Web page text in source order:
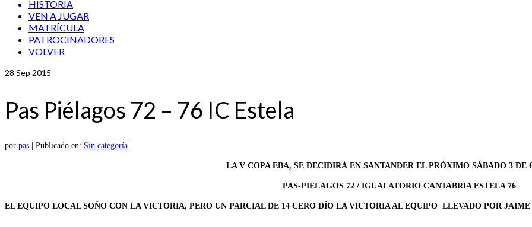
HISTORIA
VEN A JUGAR
MATRÍCULA
PATROCINADORES
VOLVER
28 Sep 2015
Pas Piélagos 72 – 76 IC Estela
por pas Publicado en: Sin categoría
LA V COPA EBA, SE DECIDIRÁ EN SANTANDER EL PRÓXIMO SÁBADO 3 DE
PAS-PIÉLAGOS 72 / IGUALATORIO CANTABRIA ESTELA 76
EL EQUIPO LOCAL SOÑO CON LA VICTORIA, PERO UN PARCIAL DE 14 CERO DÍO LA VICTORIA AL EQUIPO LLEVADO POR